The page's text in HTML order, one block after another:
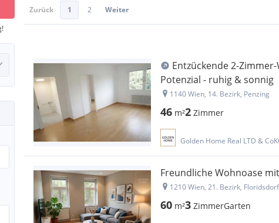
Zurück 1 2 Weiter
Entzückende 2-
Potenzial - ruhig & sonnig
1140 Wien, 14. Bezirk, Penzing
46 m²2 Zimmer
Golden Home Real LTD &
Freundliche Wohnoase
1210 Wien, 21. Bezirk, Floridsdorf
60 m²3 ZimmerGarten